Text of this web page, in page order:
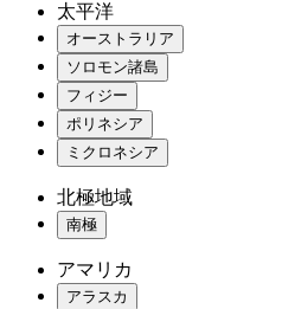
太平洋
オーストラリア
ソロモン諸島
フィジー
ポリネシア
ミクロネシア
北極地域
南極
アマリカ
アラスカ